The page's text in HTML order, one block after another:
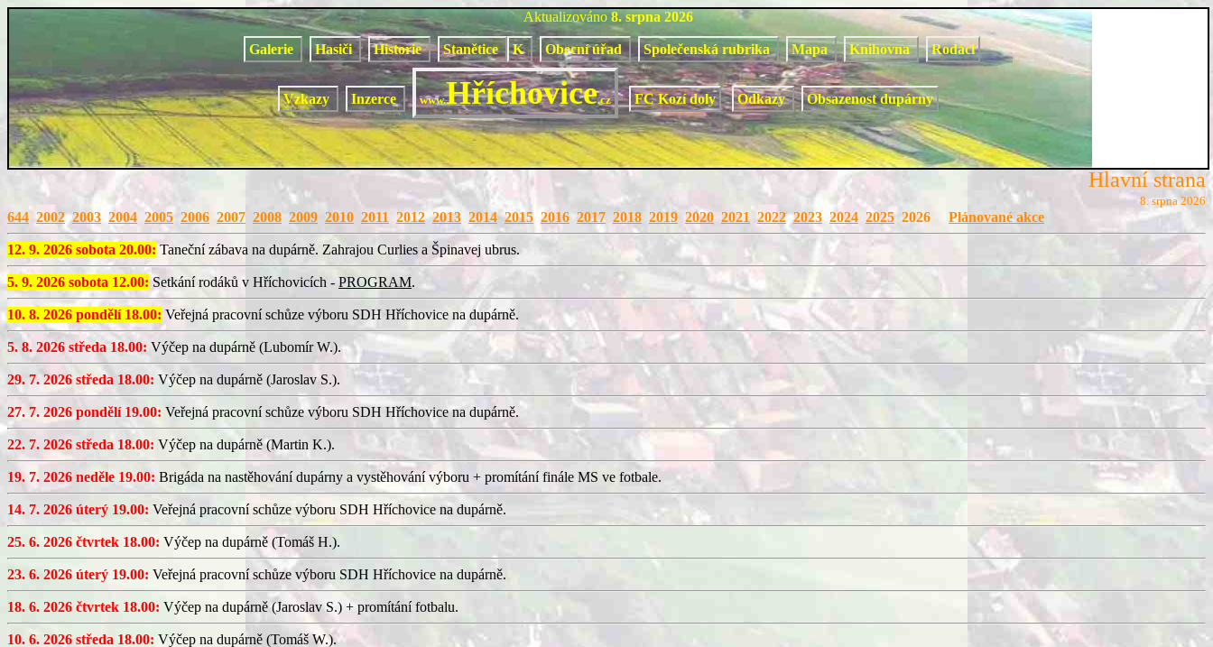
Aktualizováno 8. srpna 2026
Galerie Hasiči Historie Stanětice K Obecní úřad Společenská rubrika Mapa Knihovna Rodáci
Vzkazy Inzerce www.Hříchovice.cz FC Kozí doly Odkazy Obsazenost dupárny
Hlavní strana
8. srpna 2026
644 2002 2003 2004 2005 2006 2007 2008 2009 2010 2011 2012 2013 2014 2015 2016 2017 2018 2019 2020 2021 2022 2023 2024 20252026 Plánované akce
12. 9. 2026 sobota 20.00: Taneční zábava na dupárně. Zahrajou Curlies a Špinavej ubrus.
5. 9. 2026 sobota 12.00: Setkání rodáků v Hříchovicích - PROGRAM.
10. 8. 2026 pondělí 18.00: Veřejná pracovní schůze výboru SDH Hříchovice na dupárně.
5. 8. 2026 středa 18.00: Výčep na dupárně (Lubomír W.).
29. 7. 2026 středa 18.00: Výčep na dupárně (Jaroslav S.).
27. 7. 2026 pondělí 19.00: Veřejná pracovní schůze výboru SDH Hříchovice na dupárně.
22. 7. 2026 středa 18.00: Výčep na dupárně (Martin K.).
19. 7. 2026 neděle 19.00: Brigáda na nastěhování dupárny a vystěhování výboru + promítání finále MS ve fotbale.
14. 7. 2026 úterý 19.00: Veřejná pracovní schůze výboru SDH Hříchovice na dupárně.
25. 6. 2026 čtvrtek 18.00: Výčep na dupárně (Tomáš H.).
23. 6. 2026 úterý 19.00: Veřejná pracovní schůze výboru SDH Hříchovice na dupárně.
18. 6. 2026 čtvrtek 18.00: Výčep na dupárně (Jaroslav S.) + promítání fotbalu.
10. 6. 2026 středa 18.00: Výčep na dupárně (Tomáš W.).